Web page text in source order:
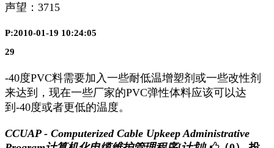
声望： 3715
P:2010-01-19 10:24:05
29
-40度PVC料需要加入一些耐低温增塑剂或一些改性剂
来达到，现在一些厂家的PVC弹性体料应该可以达
到-40度或者更低的温度。
CCUAP - Computerized Cable Upkeep Administrative